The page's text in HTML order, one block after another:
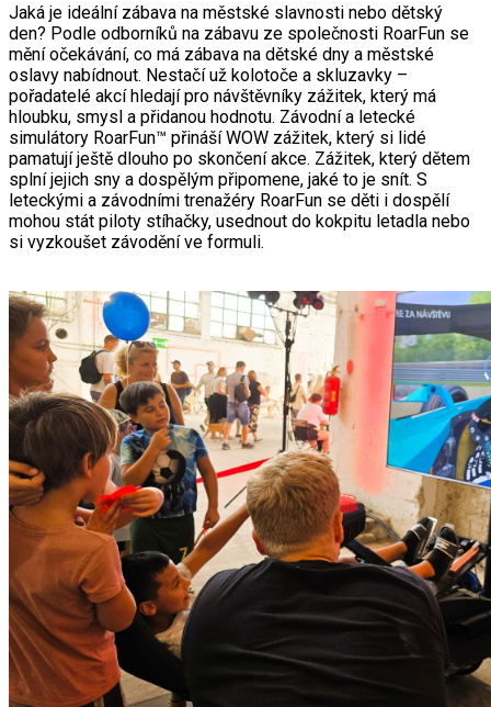
Jaká je ideální zábava na městské slavnosti nebo dětský
den? Podle odborníků na zábavu ze společnosti RoarFun se
mění očekávání, co má zábava na dětské dny a městské
oslavy nabídnout. Nestačí už kolotoče a skluzavky –
pořadatelé akcí hledají pro návštěvníky zážitek, který má
hloubku, smysl a přidanou hodnotu. Závodní a letecké
simulátory RoarFun™ přináší WOW zážitek, který si lidé
pamatují ještě dlouho po skončení akce. Zážitek, který dětem
splní jejich sny a dospělým připomene, jaké to je snít. S
leteckými a závodními trenažéry RoarFun se děti i dospělí
mohou stát piloty stíhačky, usednout do kokpitu letadla nebo
si vyzkoušet závodění ve formuli.